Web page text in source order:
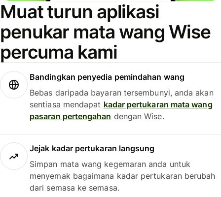
Muat turun aplikasi
penukar mata wang Wise
percuma kami
Bandingkan penyedia pemindahan wang
Bebas daripada bayaran tersembunyi, anda akan
sentiasa mendapat kadar pertukaran mata wang
pasaran pertengahan dengan Wise.
Jejak kadar pertukaran langsung
Simpan mata wang kegemaran anda untuk
menyemak bagaimana kadar pertukaran berubah
dari semasa ke semasa.